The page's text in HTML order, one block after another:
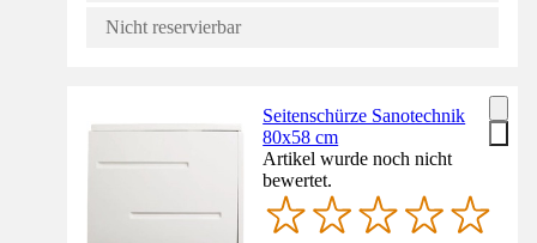
Nicht reservierbar
Seitenschürze Sanotechnik
80x58 cm
Artikel wurde noch nicht
bewertet.